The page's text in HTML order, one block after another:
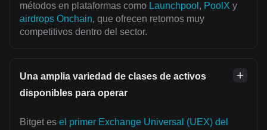
métodos en plataformas como Launchpool , PoolX y
airdrops Onchain, que ofrecen retornos muy
competitivos dentro del sector.
Una amplia variedad de clases de activos
disponibles para operar
Bitget es el primer Exchange Universal (UEX) del